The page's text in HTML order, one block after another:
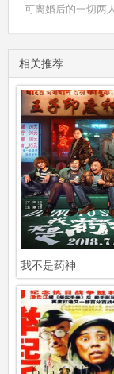
可离婚后的一切两
相关推荐
我不是药神